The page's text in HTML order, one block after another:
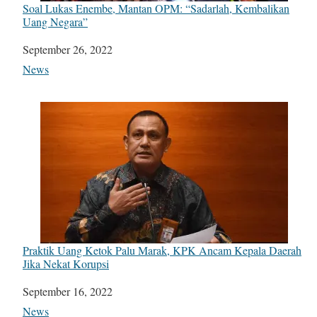
Soal Lukas Enembe, Mantan OPM: “Sadarlah, Kembalikan
Uang Negara”
Date
September 26, 2022
In relation to
News
Praktik Uang Ketok Palu Marak, KPK Ancam Kepala Daerah
Jika Nekat Korupsi
Date
September 16, 2022
In relation to
News